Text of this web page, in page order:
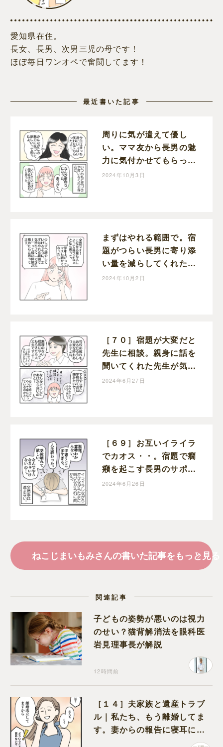
愛知県在住。
長女、長男、次男三児の母です！
ほぼ毎日ワンオペで奮闘してます！
最近書いた記事
周りに気が遣えて優し
い。ママ友から長男の魅
力に気付かせてもらっ
た。学校に行きたくない
2024年10月3日
まずはやれる範囲で。宿
題がつらい長男に寄り添
い量を減らしてくれた先
生。学校に行きたくない
2024年10月2日
［７０］宿題が大変だと
先生に相談。親身に話を
聞いてくれた先生が気に
かけていた事。学校に行
2024年6月27日
［６９］お互いイライラ
でカオス・・。宿題で癇
癪を起こす長男のサポー
トがしんどい・・。学校
2024年6月26日
ねこじまいもみさんの書いた記事をもっと見る
関連記事
子どもの姿勢が悪いのは視力
のせい？猫背解消法を眼科医
岩見理事長が解説
12時間前
［１４］夫家族と遺産トラブ
ル｜私たち、もう離婚してま
す。妻からの報告に寝耳に水